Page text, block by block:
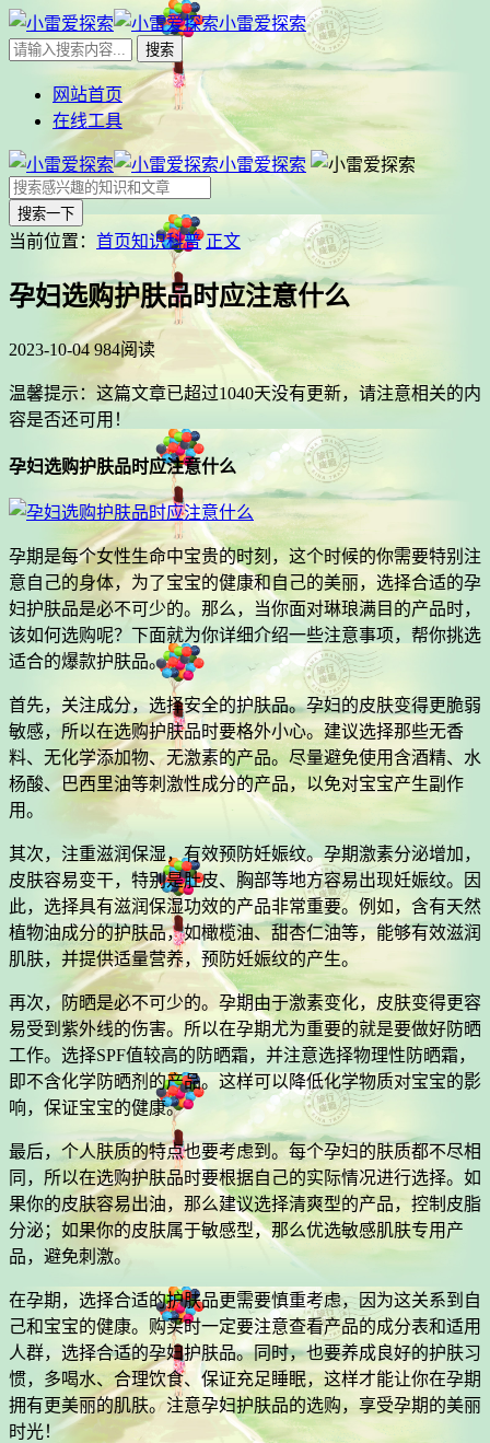
小雷爱探索
网站首页
在线工具
小雷爱探索
搜索一下
当前位置： 首页知识科普 正文
孕妇选购护肤品时应注意什么
2023-10-04 984阅读
温馨提示：这篇文章已超过1040天没有更新，请注意相关的内
容是否还可用！
孕妇选购护肤品时应注意什么
孕期是每个女性生命中宝贵的时刻，这个时候的你需要特别注
意自己的身体，为了宝宝的健康和自己的美丽，选择合适的孕
妇护肤品是必不可少的。那么，当你面对琳琅满目的产品时，
该如何选购呢？下面就为你详细介绍一些注意事项，帮你挑选
适合的爆款护肤品。
首先，关注成分，选择安全的护肤品。孕妇的皮肤变得更脆弱
敏感，所以在选购护肤品时要格外小心。建议选择那些无香
料、无化学添加物、无激素的产品。尽量避免使用含酒精、水
杨酸、巴西里油等刺激性成分的产品，以免对宝宝产生副作
用。
其次，注重滋润保湿，有效预防妊娠纹。孕期激素分泌增加，
皮肤容易变干，特别是肚皮、胸部等地方容易出现妊娠纹。因
此，选择具有滋润保湿功效的产品非常重要。例如，含有天然
植物油成分的护肤品，如橄榄油、甜杏仁油等，能够有效滋润
肌肤，并提供适量营养，预防妊娠纹的产生。
再次，防晒是必不可少的。孕期由于激素变化，皮肤变得更容
易受到紫外线的伤害。所以在孕期尤为重要的就是要做好防晒
工作。选择SPF值较高的防晒霜，并注意选择物理性防晒霜，
即不含化学防晒剂的产品。这样可以降低化学物质对宝宝的影
响，保证宝宝的健康。
最后，个人肤质的特点也要考虑到。每个孕妇的肤质都不尽相
同，所以在选购护肤品时要根据自己的实际情况进行选择。如
果你的皮肤容易出油，那么建议选择清爽型的产品，控制皮脂
分泌；如果你的皮肤属于敏感型，那么优选敏感肌肤专用产
品，避免刺激。
在孕期，选择合适的护肤品更需要慎重考虑，因为这关系到自
己和宝宝的健康。购买时一定要注意查看产品的成分表和适用
人群，选择合适的孕妇护肤品。同时，也要养成良好的护肤习
惯，多喝水、合理饮食、保证充足睡眠，这样才能让你在孕期
拥有更美丽的肌肤。注意孕妇护肤品的选购，享受孕期的美丽
时光！